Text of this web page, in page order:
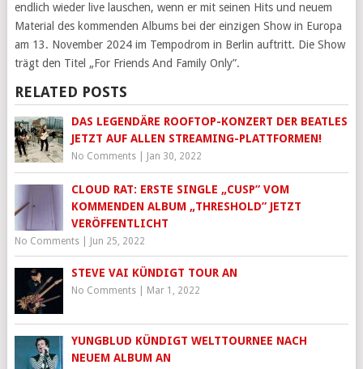
endlich wieder live lauschen, wenn er mit seinen Hits und neuem
Material des kommenden Albums bei der einzigen Show in Europa
am 13. November 2024 im Tempodrom in Berlin auftritt. Die Show
trägt den Titel „For Friends And Family Only”.
RELATED POSTS
DAS LEGENDÄRE ROOFTOP-KONZERT DER BEATLES
JETZT AUF ALLEN STREAMING-PLATTFORMEN!
No Comments| Jan 30, 2022
CLOUD RAT: ERSTE SINGLE „CUSP” VOM
KOMMENDEN ALBUM „THRESHOLD” JETZT
VERÖFFENTLICHT
No Comments| Jun 25, 2022
STEVE VAI KÜNDIGT TOUR AN
No Comments| Mar 1, 2022
YUNGBLUD KÜNDIGT WELTTOURNEE NACH
NEUEM ALBUM AN